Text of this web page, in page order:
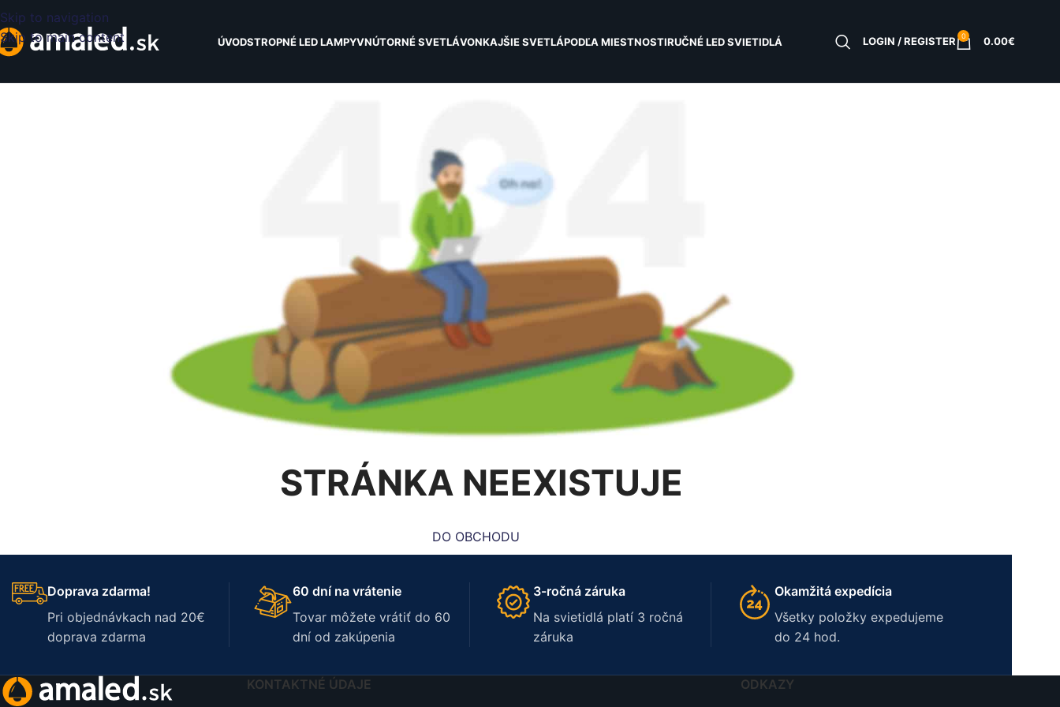
Skip to navigation
Skip to main content
ÚVODSTROPNÉ LED LAMPYVNÚTORNÉ SVETLÁVONKAJŠIE SVETLÁPODĽA MIESTNOSTIRUČNÉ LED SVIETIDLÁ LOGIN / REGISTER 0 0.00€
STRÁNKA NEEXISTUJE
DO OBCHODU
Doprava zdarma!
Pri objednávkach nad 20€
doprava zdarma
60 dní na vrátenie
Tovar môžete vrátiť do 60
dní od zakúpenia
3-ročná záruka
Na svietidlá platí 3 ročná
záruka
Okamžitá expedícia
Všetky položky expedujeme
do 24 hod.
KONTAKTNÉ ÚDAJE ODKAZY